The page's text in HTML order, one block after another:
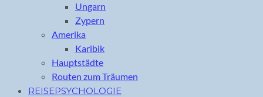
Ungarn
Zypern
Amerika
Karibik
Hauptstädte
Routen zum Träumen
REISEPSYCHOLOGIE